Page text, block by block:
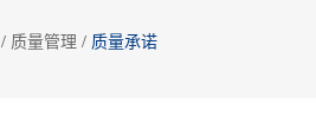
/ 质量管理 / 质量承诺